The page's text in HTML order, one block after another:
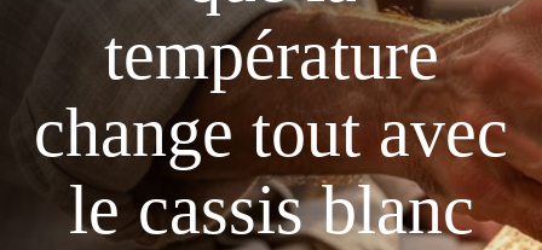
température
change tout avec
le cassis blanc